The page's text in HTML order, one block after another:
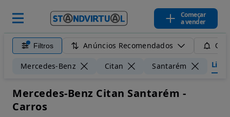
Começar
a vender
Filtros Anúncios Recomendados
Mercedes-Benz Citan Santarém
Mercedes-Benz Citan Santarém -
Carros